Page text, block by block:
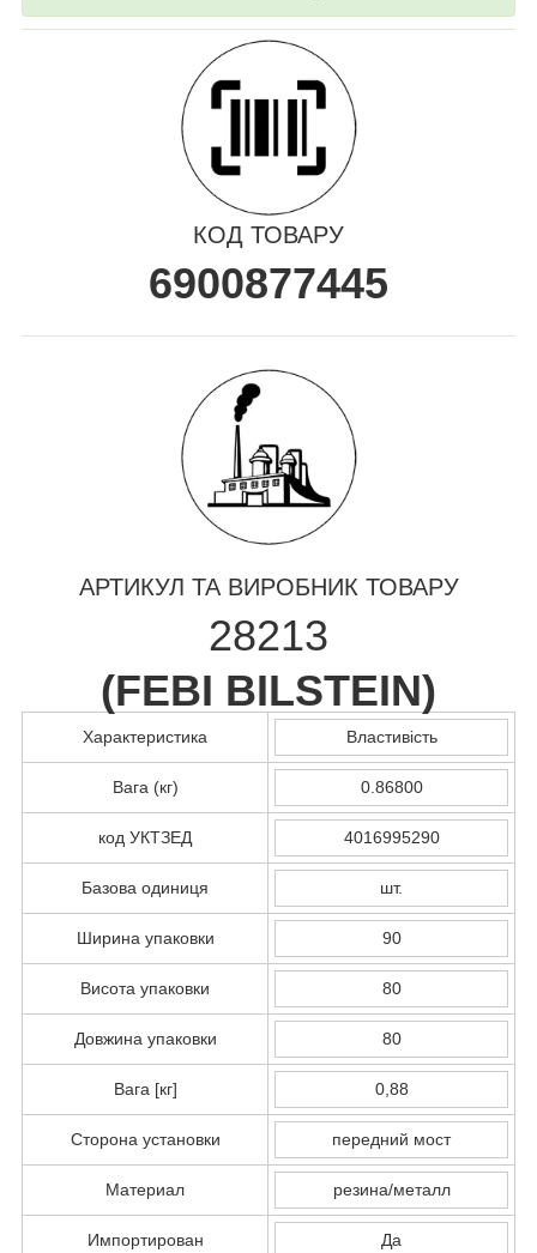
КОД ТОВАРУ
6900877445
АРТИКУЛ ТА ВИРОБНИК ТОВАРУ
28213
(FEBI BILSTEIN)
Характеристика Властивість
Вага (кг) 0.86800
код УКТЗЕД 4016995290
Базова одиниця шт.
Ширина упаковки 90
Висота упаковки 80
Довжина упаковки 80
Вага [кг] 0,88
Сторона установки передний мост
Материал резина/металл
Импортирован Да